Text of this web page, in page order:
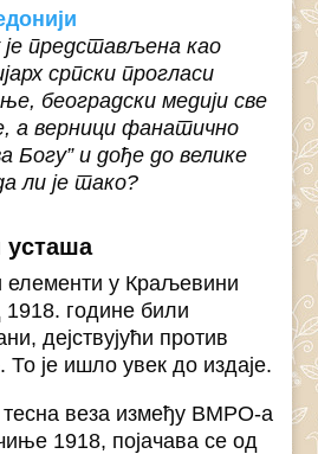
представљена као
српски прогласи
београдски медији све
а верници фанатично
Богу” и дође до велике
ли је тако?
елементи у Краљевини
1918. године били
дејствујући против
То је ишло увек до издаје.
тесна веза између ВМРО-а
1918, појачава се од